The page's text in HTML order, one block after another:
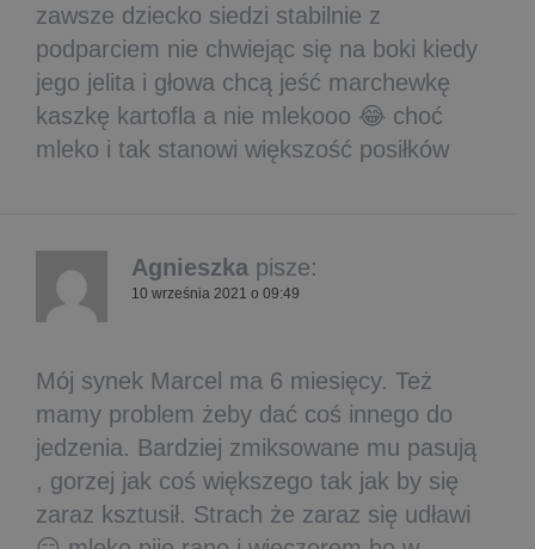
zawsze dziecko siedzi stabilnie z
podparciem nie chwiejąc się na boki kiedy
jego jelita i głowa chcą jeść marchewkę
kaszkę kartofla a nie mlekooo 😂 choć
mleko i tak stanowi większość posiłków
Agnieszka pisze:
10 września 2021 o 09:49
Mój synek Marcel ma 6 miesięcy. Też
mamy problem żeby dać coś innego do
jedzenia. Bardziej zmiksowane mu pasują
, gorzej jak coś większego tak jak by się
zaraz ksztusił. Strach że zaraz się udławi